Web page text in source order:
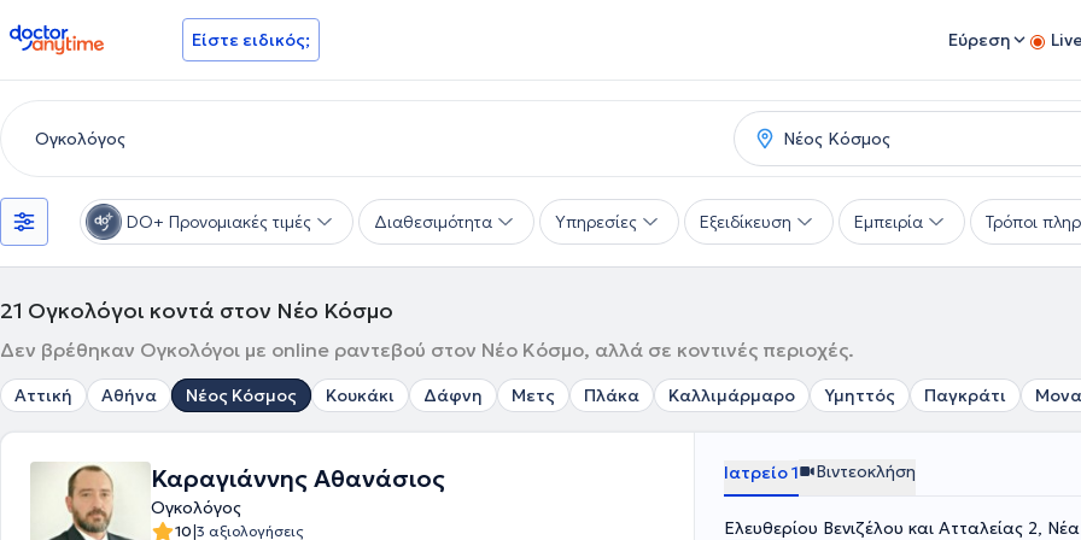
doctoranytime Είστε ειδικός; Εύρεση
DO+ Προνομιακές τιμές Διαθεσιμότητα Υπηρεσίες Εξειδίκευση Εμπειρία Τρόποι
21 Ογκολόγοι κοντά στον Νέο Κόσμο
Δεν βρέθηκαν Ογκολόγοι με online ραντεβού στον Νέο Κόσμο, αλλά σε κοντινές περιοχές.
Αττική Αθήνα Νέος Κόσμος Κουκάκι Δάφνη Μετς Πλάκα Καλλιμάρμαρο Υμηττός Παγκράτι
Καραγιάννης Αθανάσιος
Ογκολόγος
10|3 αξιολογήσεις
Ιατρείο 1 Βιντεοκλήση
Ελευθερίου Βενιζέλου και Ατταλείας 2,